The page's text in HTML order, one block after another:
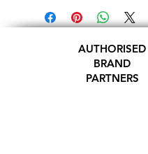
AUTHORISED
BRAND
PARTNERS